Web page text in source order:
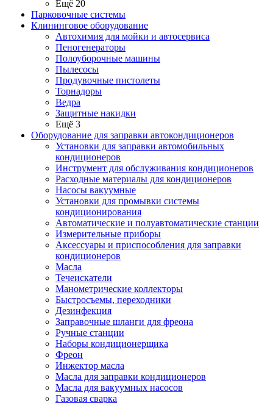
Ещё 20
Парковочные системы
Клининговое оборудование
Автохимия для мойки и автосервиса
Пеногенераторы
Полоуборочные машины
Пылесосы
Продувочные пистолеты
Торнадоры
Ведра
Защитные накидки
Ещё 3
Оборудование для заправки автокондиционеров
Установки для заправки автомобильных
кондиционеров
Инструмент для обслуживания кондиционеров
Расходные материалы для кондиционеров
Насосы вакуумные
Установки для промывки системы
кондиционирования
Автоматические и полуавтоматические станции
Измерительные приборы
Аксессуары и приспособления для заправки
кондиционеров
Масла
Течеискатели
Манометрические коллекторы
Быстросъемы, переходники
Дезинфекция
Заправочные шланги для фреона
Ручные станции
Наборы кондиционерщика
Фреон
Инжектор масла
Масла для заправки кондиционеров
Масла для вакуумных насосов
Газовая сварка